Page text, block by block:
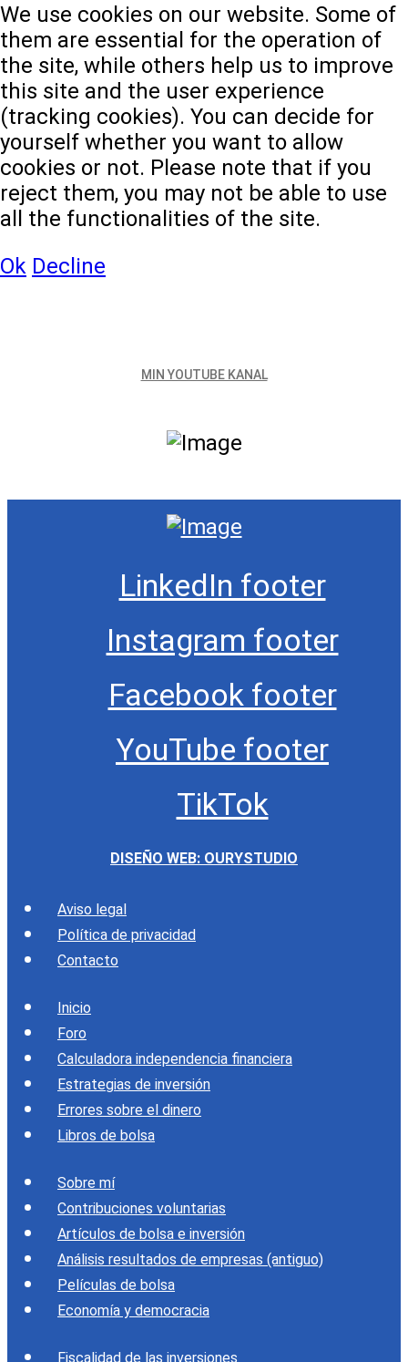
MIN YOUTUBE KANAL
LinkedIn footer
Instagram footer
Facebook footer
YouTube footer
TikTok
DISEÑO WEB: OURYSTUDIO
Aviso legal
Política de privacidad
Contacto
Inicio
Foro
Calculadora independencia financiera
Estrategias de inversión
Errores sobre el dinero
Libros de bolsa
Sobre mí
Contribuciones voluntarias
Artículos de bolsa e inversión
Análisis resultados de empresas (antiguo)
Películas de bolsa
Economía y democracia
Fiscalidad de las inversiones
We use cookies on our website. Some of
them are essential for the operation of
the site, while others help us to improve
this site and the user experience
(tracking cookies). You can decide for
yourself whether you want to allow
cookies or not. Please note that if you
reject them, you may not be able to use
all the functionalities of the site.
Ok Decline